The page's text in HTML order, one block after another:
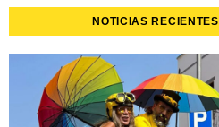
NOTICIAS RECIENTES